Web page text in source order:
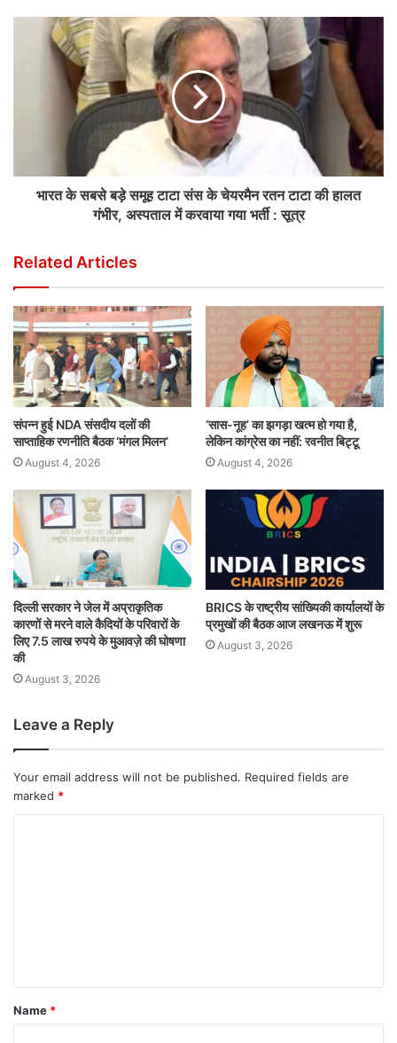
भारत के सबसे बड़े समूह टाटा संस के चेयरमैन रतन टाटा की हालत
गंभीर, अस्पताल में करवाया गया भर्ती : सूत्र
Related Articles
संपन्न हुई NDA संसदीय दलों की
साप्ताहिक रणनीति बैठक ‘मंगल मिलन’
August 4, 2026
‘सास-नूह’ का झगड़ा खत्म हो गया है,
लेकिन कांग्रेस का नहीं: रवनीत बिट्टू
August 4, 2026
दिल्ली सरकार ने जेल में अप्राकृतिक
कारणों से मरने वाले कैदियों के परिवारों के
लिए 7.5 लाख रुपये के मुआवज़े की घोषणा
की
August 3, 2026
BRICS के राष्ट्रीय सांख्यिकी कार्यालयों के
प्रमुखों की बैठक आज लखनऊ में शुरू
August 3, 2026
Leave a Reply
Your email address will not be published. Required fields are
marked *
Name *